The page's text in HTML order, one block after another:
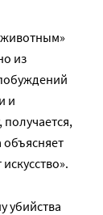
животным»
из
и
объясняет
убийства